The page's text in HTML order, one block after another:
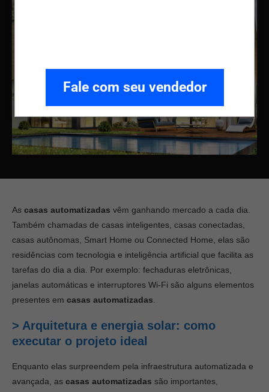
Fale com seu vendedor
As casas automatizadas vêm ganhando mercado a cada dia.
Também chamadas de casas inteligentes, casas conectadas,
casas autônomas, Smart Home ou Connected Home, elas são
residências com tecnologia e inteligência artificial que facilita as
tarefas do dia a dia. Por exemplo: fechaduras eletrônicas,
janelas automáticas e interruptores Wi-Fi são alguns elementos
presentes em casas automatizadas
> Arquitetura e energia solar: como
executar o projeto ideal
Enquanto elas surpreendem pela infraestrutura automatizada e
avançada, as casas automatizadas são importantes,